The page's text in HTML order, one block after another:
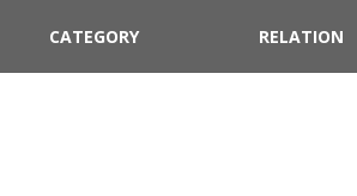
CATEGORY RELATION